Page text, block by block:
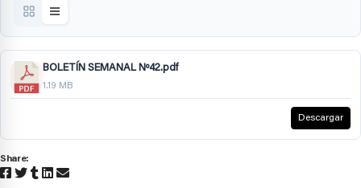
BOLETÍN SEMANAL Nº42.pdf
1.19 MB
Descargar
Share: